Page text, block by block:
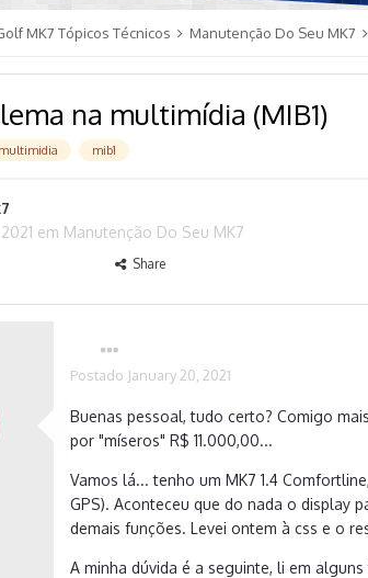
MK7 Tópicos Técnicos Manutenção Do Seu MK7
na multimídia (MIB1)
multimidia mib1
em Manutenção Do Seu MK7
Share
Postado January 20, 2021
Buenas pessoal, tudo certo? Comigo
por "míseros" R$ 11.000,00...
Vamos lá... tenho um MK7 1.4
GPS). Aconteceu que do nada o display
demais funções. Levei ontem à css e o
A minha dúvida é a seguinte, li em